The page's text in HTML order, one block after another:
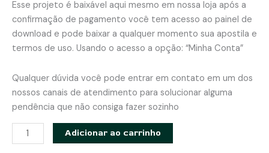
Esse projeto é baixável aqui mesmo em nossa loja após a
confirmação de pagamento você tem acesso ao painel de
download e pode baixar a qualquer momento sua apostila e
termos de uso. Usando o acesso a opção: “Minha Conta”
Qualquer dúvida você pode entrar em contato em um dos
nossos canais de atendimento para solucionar alguma
pendência que não consiga fazer sozinho
Bolsa
Andry
Adicionar ao carrinho